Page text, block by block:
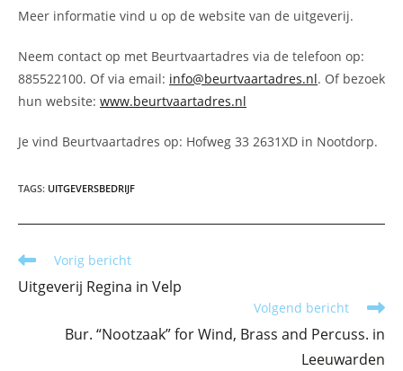
Meer informatie vind u op de website van de uitgeverij.
Neem contact op met Beurtvaartadres via de telefoon op:
885522100. Of via email: info@beurtvaartadres.nl. Of bezoek
hun website: www.beurtvaartadres.nl
Je vind Beurtvaartadres op: Hofweg 33 2631XD in Nootdorp.
TAGS: UITGEVERSBEDRIJF
Lees
artikelen
Vorig bericht
Uitgeverij Regina in Velp
Volgend bericht
Bur. “Nootzaak” for Wind, Brass and Percuss. in
Leeuwarden